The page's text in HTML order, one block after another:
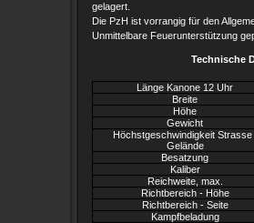
gelagert.
Die PzH ist vorrangig für den
Unmittelbare Feuerunterstützung
Technische
Länge Kanone 12 Uhr
Breite
Höhe
Gewicht
Höchstgeschwindigkeit Strasse
Gelände
Besatzung
Kaliber
Reichweite, max.
Richtbereich - Höhe
Richtbereich - Seite
Kampfbeladung